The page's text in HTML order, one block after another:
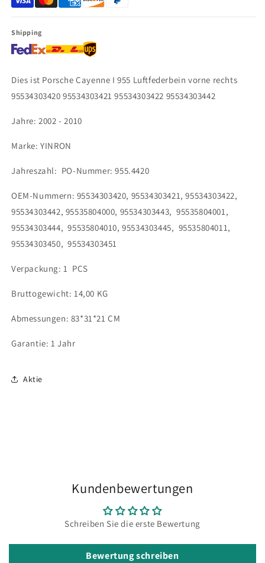
Shipping
Dies ist Porsche Cayenne I 955 Luftfederbein vorne rechts
95534303420 95534303421 95534303422 95534303442
Jahre: 2002 - 2010
Marke: YINRON
Jahreszahl: PO-Nummer: 955.4420
OEM-Nummern: 95534303420, 95534303421, 95534303422,
95534303442, 95535804000, 95534303443, 95535804001,
95534303444, 95535804010, 95534303445, 95535804011,
95534303450, 95534303451
Verpackung: 1 PCS
Bruttogewicht: 14,00 KG
Abmessungen: 83*31*21 CM
Garantie: 1 Jahr
Aktie
Kundenbewertungen
Schreiben Sie die erste Bewertung
Bewertung schreiben